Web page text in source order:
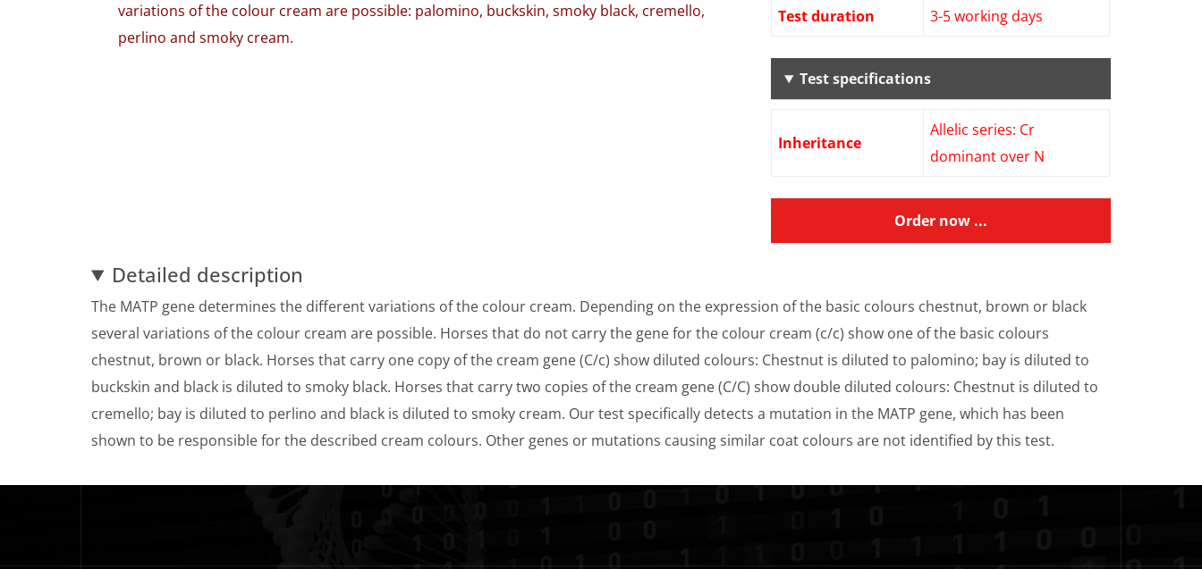
variations of the colour cream are possible: palomino, buckskin, smoky black, cremello,
perlino and smoky cream.
Test duration 3-5 working days
Test specifications
Inheritance
Allelic series: Cr
dominant over N
Order now ...
Detailed description
The MATP gene determines the different variations of the colour cream. Depending on the expression of the basic colours chestnut, brown or black
several variations of the colour cream are possible. Horses that do not carry the gene for the colour cream (c/c) show one of the basic colours
chestnut, brown or black. Horses that carry one copy of the cream gene (C/c) show diluted colours: Chestnut is diluted to palomino; bay is diluted to
buckskin and black is diluted to smoky black. Horses that carry two copies of the cream gene (C/C) show double diluted colours: Chestnut is diluted to
cremello; bay is diluted to perlino and black is diluted to smoky cream. Our test specifically detects a mutation in the MATP gene, which has been
shown to be responsible for the described cream colours. Other genes or mutations causing similar coat colours are not identified by this test.